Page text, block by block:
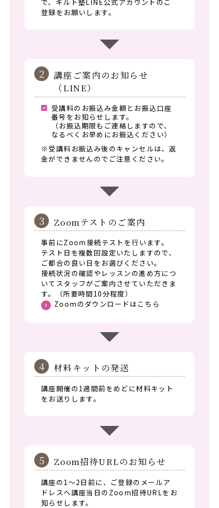
登録をお願いします。
2
講座ご案内のお知らせ
（LINE）
受講料のお振込み金額とお振込口座
番号をお知らせします。
（お振込期限もご連絡しますので、
なるべくお早めにお振込ください）
※受講料お振込み後のキャンセルは、返
金ができませんのでご注意ください。
3 Zoomテストのご案内
事前にZoom接続テストを行います。
テスト日を複数回設定いたしますので、
ご都合の良い日をお選びください。
接続状況の確認やレッスンの進め方につ
いてスタッフがご案内させていただきま
す。（所要時間10分程度）
Zoomのダウンロードはこちら
4 材料キットの発送
講座開催の1週間前をめどに材料キット
をお送りします。
5 Zoom招待URLのお知らせ
講座の1～2日前に、ご登録のメールア
ドレスへ講座当日のZoom招待URLをお
知らせします。